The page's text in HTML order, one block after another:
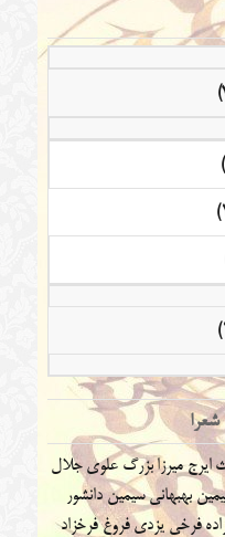
ایرج میرزابزرگ علوی جلال
بهبهانیسیمین دانشور
فرخی یزدی فروغ فرخزاد